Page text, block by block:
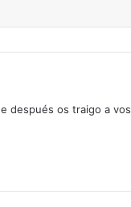
después os traigo a